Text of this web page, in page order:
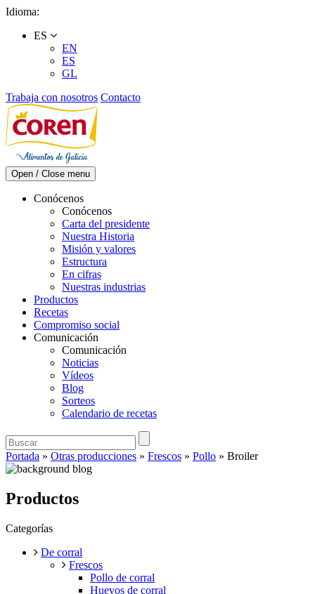
Skip
content
Idioma:
ES
EN
ES
GL
Trabaja con nosotros Contacto
Open / Close menu
Conócenos
Conócenos
Carta del presidente
Nuestra Historia
Misión y valores
Estructura
En cifras
Nuestras industrias
Productos
Recetas
Compromiso social
Comunicación
Comunicación
Noticias
Vídeos
Blog
Sorteos
Calendario de recetas
Portada » Otras producciones » Frescos » Pollo » Broiler
Productos
Categorías
De corral
Frescos
Pollo de corral
Huevos de corral